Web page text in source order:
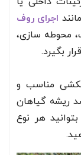
اجرای روف
محوطه سازی،
بگیرد.
مناسب و
ریشه گیاهان
هر نوع